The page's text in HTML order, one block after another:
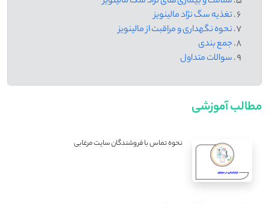
تغذیه سگ نژاد مالینویز
نحوه نگهداری و مراقبت از مالینویز
جمع بندی
سوالات متداول
مطالب آموزشی
نحوه تماس با فروشندگان سایت مرغابی